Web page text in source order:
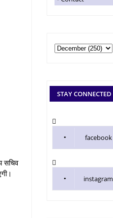
सचिव
STAY CONNECTED
facebook
instagram